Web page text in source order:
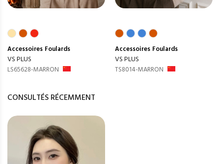
Accessoires Foulards
VS PLUS
LS65628-MARRON
Accessoires Foulards
VS PLUS
TS8014-MARRON
CONSULTÉS RÉCEMMENT